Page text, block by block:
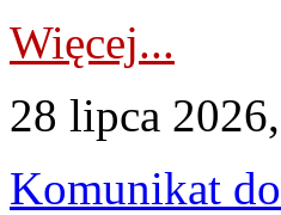
Więcej...
28 lipca
Komunikat